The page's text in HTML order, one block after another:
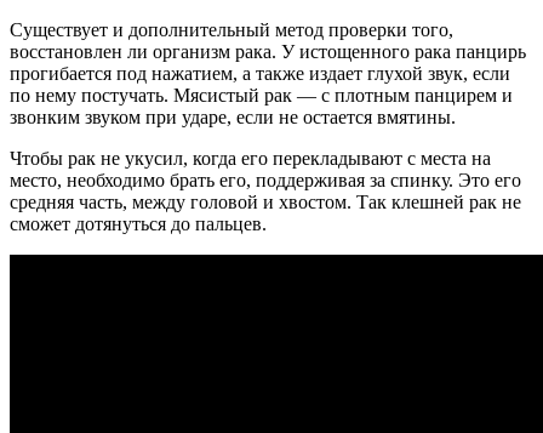
Существует и дополнительный метод проверки того,
восстановлен ли организм рака. У истощенного рака панцирь
прогибается под нажатием, а также издает глухой звук, если
по нему постучать. Мясистый рак — с плотным панцирем и
звонким звуком при ударе, если не остается вмятины.
Чтобы рак не укусил, когда его перекладывают с места на
место, необходимо брать его, поддерживая за спинку. Это его
средняя часть, между головой и хвостом. Так клешней рак не
сможет дотянуться до пальцев.